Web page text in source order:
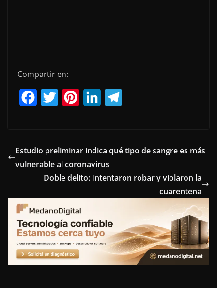
Compartir en:
e
b
o
k
t
t
e
r
t
e
r
e
s
t
k
e
d
I
n
e
r
a
Estudio preliminar indica qué tipo de sangre es más
vulnerable al coronavirus
Doble delito: Intentaron robar y violaron la
cuarentena